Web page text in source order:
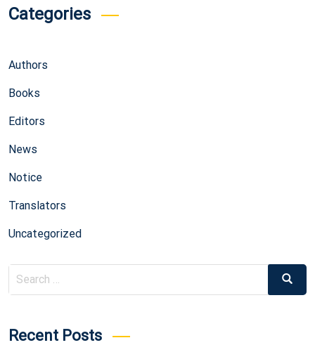
Categories
Authors
Books
Editors
News
Notice
Translators
Uncategorized
Search
Search
Recent Posts